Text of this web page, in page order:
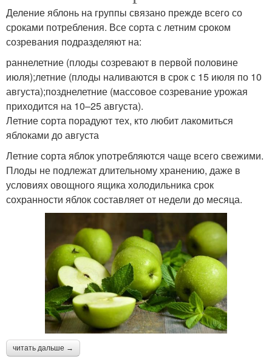
Деление яблонь на группы связано прежде всего со
сроками потребления. Все сорта с летним сроком
созревания подразделяют на:
раннелетние (плоды созревают в первой половине
июля);летние (плоды наливаются в срок с 15 июля по 10
августа);позднелетние (массовое созревание урожая
приходится на 10–25 августа).
Летние сорта порадуют тех, кто любит лакомиться
яблоками до августа
Летние сорта яблок употребляются чаще всего свежими.
Плоды не подлежат длительному хранению, даже в
условиях овощного ящика холодильника срок
сохранности яблок составляет от недели до месяца.
читать дальше →